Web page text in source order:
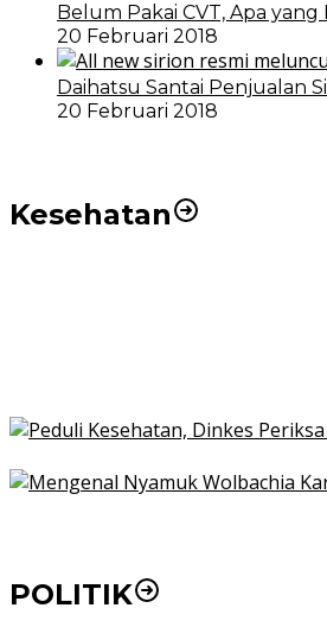
Belum Pakai CVT, Apa
20 Februari 2018
Daihatsu Santai Penjualan
20 Februari 2018
Kesehatan
POLITIK